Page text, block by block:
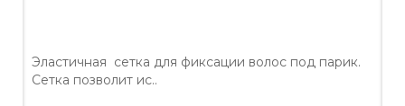
Эластичная сетка для фиксации волос под парик.
Сетка позволит ис..